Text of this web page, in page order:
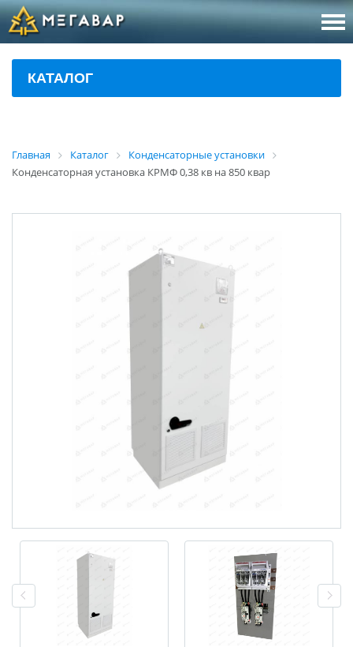
8
КАТАЛОГ
Главная Каталог
Конденсаторные установки
Конденсаторная установка КРМФ 0,38 кв на 850 квар